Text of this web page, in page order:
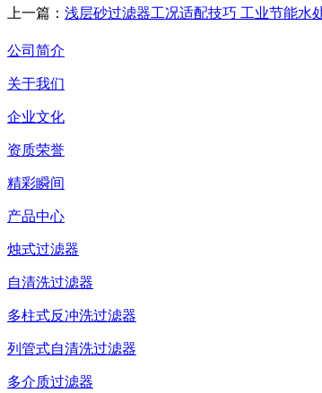
上一篇： 浅层砂过滤器工况适配技巧 工业节能水
公司简介
关于我们
企业文化
资质荣誉
精彩瞬间
产品中心
烛式过滤器
自清洗过滤器
多柱式反冲洗过滤器
列管式自清洗过滤器
多介质过滤器